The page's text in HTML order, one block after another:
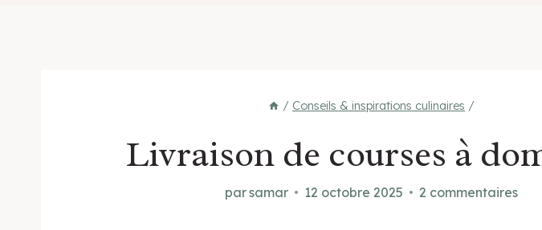
/ Conseils & inspirations culinaires /
Livraison de courses à
parsamar 12 octobre 2025 2 commentaires